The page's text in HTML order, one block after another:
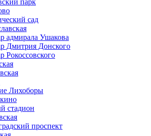
сад
адмирала Ушакова
Дмитрия Донского
Рокоссовского
Лихоборы
стадион
проспект